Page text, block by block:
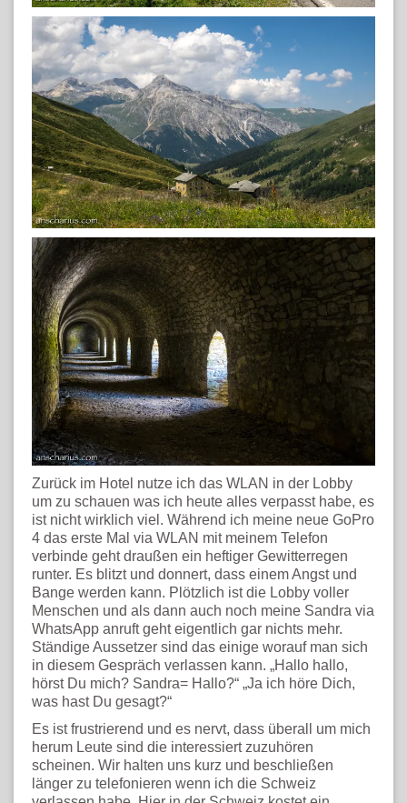
Zurück im Hotel nutze ich das WLAN in der Lobby
um zu schauen was ich heute alles verpasst habe, es
ist nicht wirklich viel. Während ich meine neue GoPro
4 das erste Mal via WLAN mit meinem Telefon
verbinde geht draußen ein heftiger Gewitterregen
runter. Es blitzt und donnert, dass einem Angst und
Bange werden kann. Plötzlich ist die Lobby voller
Menschen und als dann auch noch meine Sandra via
WhatsApp anruft geht eigentlich gar nichts mehr.
Ständige Aussetzer sind das einige worauf man sich
in diesem Gespräch verlassen kann. „Hallo hallo,
hörst Du mich? Sandra= Hallo?“ „Ja ich höre Dich,
was hast Du gesagt?“
Es ist frustrierend und es nervt, dass überall um mich
herum Leute sind die interessiert zuzuhören
scheinen. Wir halten uns kurz und beschließen
länger zu telefonieren wenn ich die Schweiz